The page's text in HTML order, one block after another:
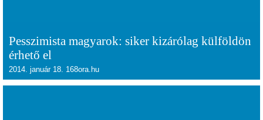
Pesszimista magyarok: siker kizárólag külföldön
érhető el
2014. január 18. 168ora.hu